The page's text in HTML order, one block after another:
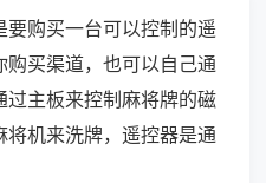
购买一台可以控制的遥
买渠道，也可以自己通
主板来控制麻将牌的磁
机来洗牌，遥控器是通